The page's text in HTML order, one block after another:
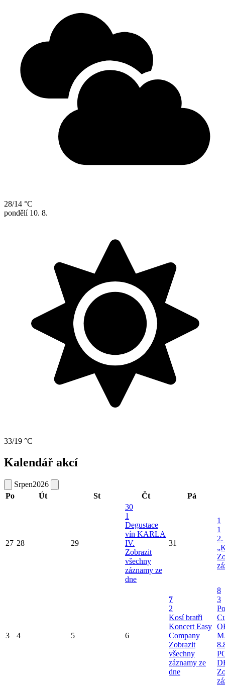
28/14 °C
pondělí 10. 8.
33/19 °C
Kalendář akcí
Srpen2026
Po
Út St Čt Pá
27 28 29
30
1
Degustace
vín KARLA
IV.
Zobrazit
všechny
záznamy ze
dne
31
1
1
2.
3 4 5 6
7
2
Kosí bratři
Koncert Easy
Company
Zobrazit
všechny
záznamy ze
dne
8
3